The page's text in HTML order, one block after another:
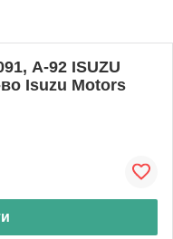
А-92 ISUZU
во Isuzu Motors